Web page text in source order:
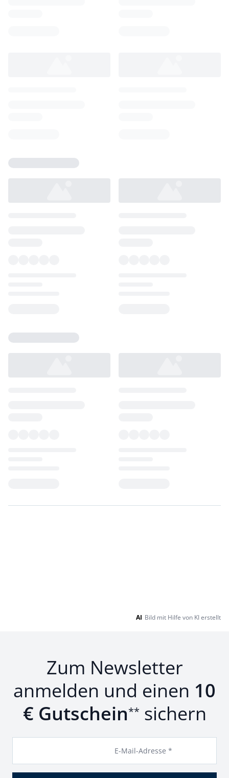
AI Bild mit Hilfe von KI erstellt
Zum Newsletter
anmelden und einen 10
€ Gutschein** sichern
E-Mail-Adresse *